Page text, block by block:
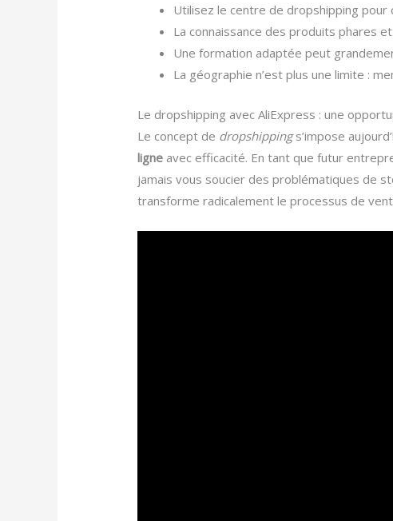
Utilisez le centre de dropshipping
La connaissance des produits phares
Une formation adaptée peut
La géographie n’est plus une limite :
Le dropshipping avec AliExpress : une
Le concept de dropshippings’impose
ligne avec efficacité. En tant que futur
jamais vous soucier des problématiques de
transforme radicalement le processus de